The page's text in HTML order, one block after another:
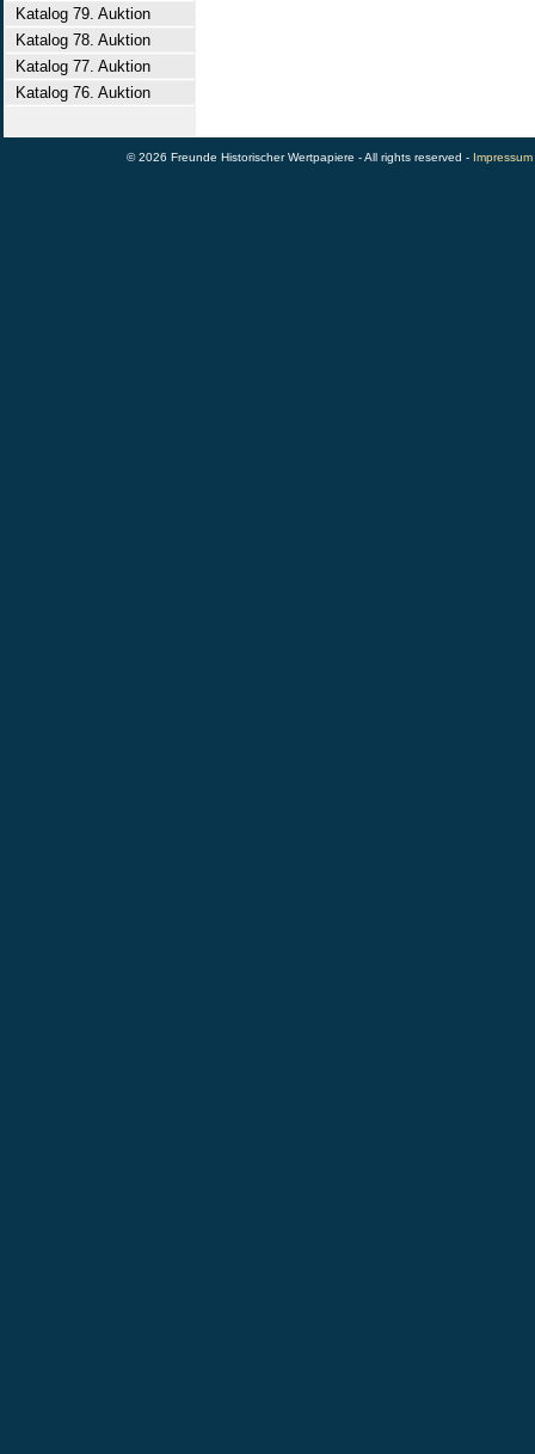
Katalog 79. Auktion
Katalog 78. Auktion
Katalog 77. Auktion
Katalog 76. Auktion
© 2026 Freunde Historischer Wertpapiere - All rights reserved - Impressum